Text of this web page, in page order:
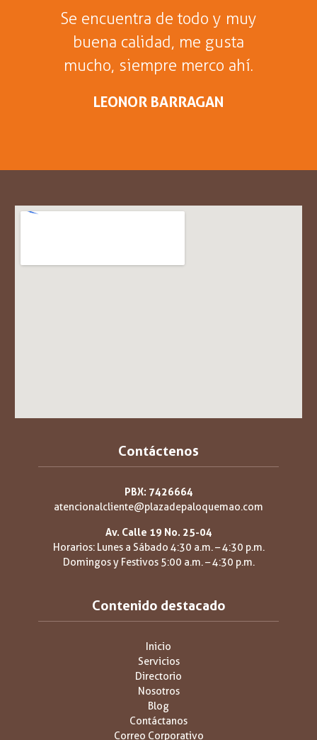
Se encuentra de todo y muy
buena calidad, me gusta
mucho, siempre merco ahí.
LEONOR BARRAGAN
Contáctenos
PBX: 7426664
atencionalcliente@plazadepaloquemao.com
Av. Calle 19 No. 25-04
Horarios: Lunes a Sábado 4:30 a.m. – 4:30 p.m.
Domingos y Festivos 5:00 a.m. – 4:30 p.m.
Contenido destacado
Inicio
Servicios
Directorio
Nosotros
Blog
Contáctanos
Correo Corporativo